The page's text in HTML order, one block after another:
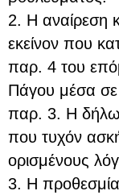
2. Η αναίρεση
εκείνον που
παρ. 4 του
Πάγου μέσα σε
παρ. 3. Η
που τυχόν
ορισμένους
3. Η προθεσμία